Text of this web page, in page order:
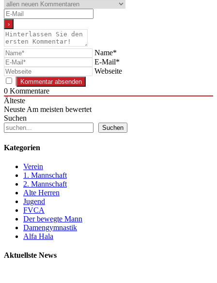
Name*
E-Mail*
Webseite
0 Kommentare
Älteste
NeusteAm meisten bewertet
Suchen
Suchen
Kategorien
Verein
1. Mannschaft
2. Mannschaft
Alte Herren
Jugend
FVCA
Der bewegte Mann
Damengymnastik
Alfa Hala
Aktuellste News